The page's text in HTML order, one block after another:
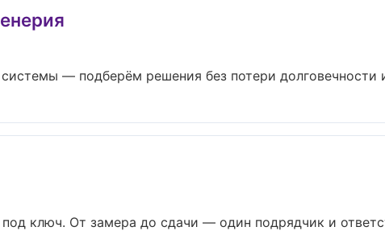
— подберём решения без потери долговечности
ключ. От замера до сдачи — один подрядчик и